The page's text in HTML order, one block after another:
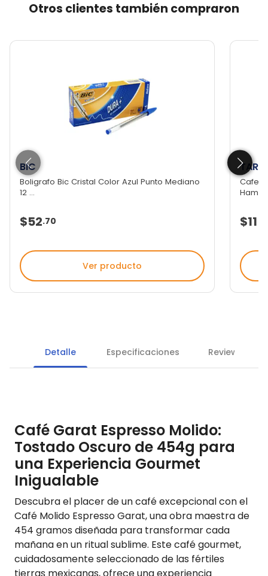
Otros clientes también compraron
BIC
Boligrafo Bic Cristal Color Azul Punto Mediano
12 ...
$52.70
Ver producto
Detalle Especificaciones Reviews
Café Garat Espresso Molido:
Tostado Oscuro de 454g para
una Experiencia Gourmet
Inigualable
Descubra el placer de un café excepcional con el
Café Molido Espresso Garat, una obra maestra de
454 gramos diseñada para transformar cada
mañana en un ritual sublime. Este café gourmet,
cuidadosamente seleccionado de las fértiles
tierras mexicanas, ofrece una experiencia